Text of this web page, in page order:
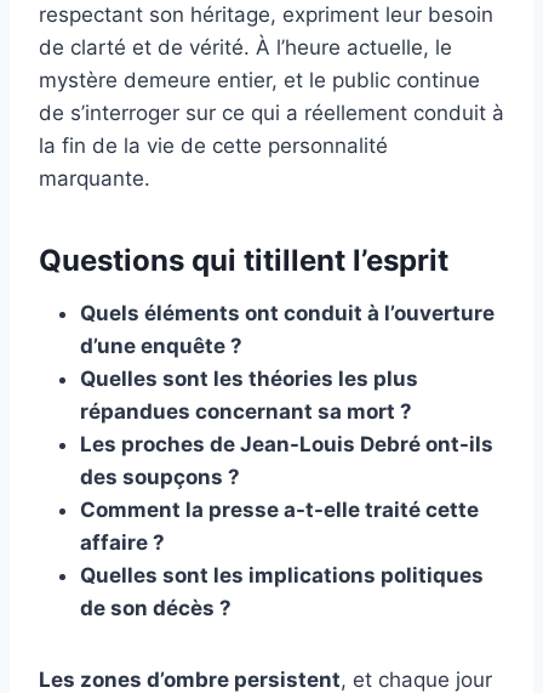
respectant son héritage, expriment leur besoin
de clarté et de vérité. À l’heure actuelle, le
mystère demeure entier, et le public continue
de s’interroger sur ce qui a réellement conduit à
la fin de la vie de cette personnalité
marquante.
Questions qui titillent l’esprit
Quels éléments ont conduit à l’ouverture
d’une enquête ?
Quelles sont les théories les plus
répandues concernant sa mort ?
Les proches de Jean-Louis Debré ont-ils
des soupçons ?
Comment la presse a-t-elle traité cette
affaire ?
Quelles sont les implications politiques
de son décès ?
Les zones d’ombre persistent, et chaque jour